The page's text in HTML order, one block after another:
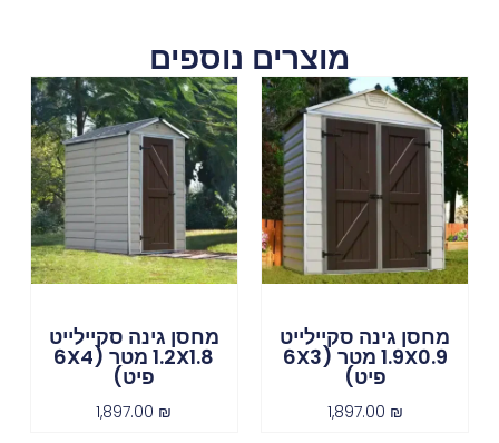
מוצרים נוספים
מחסן גינה סקיילייט
1.9X0.9 מטר (6X3
פיט)
1,897.00 ₪
מחסן גינה סקיילייט
1.2X1.8 מטר (6X4
פיט)
1,897.00 ₪